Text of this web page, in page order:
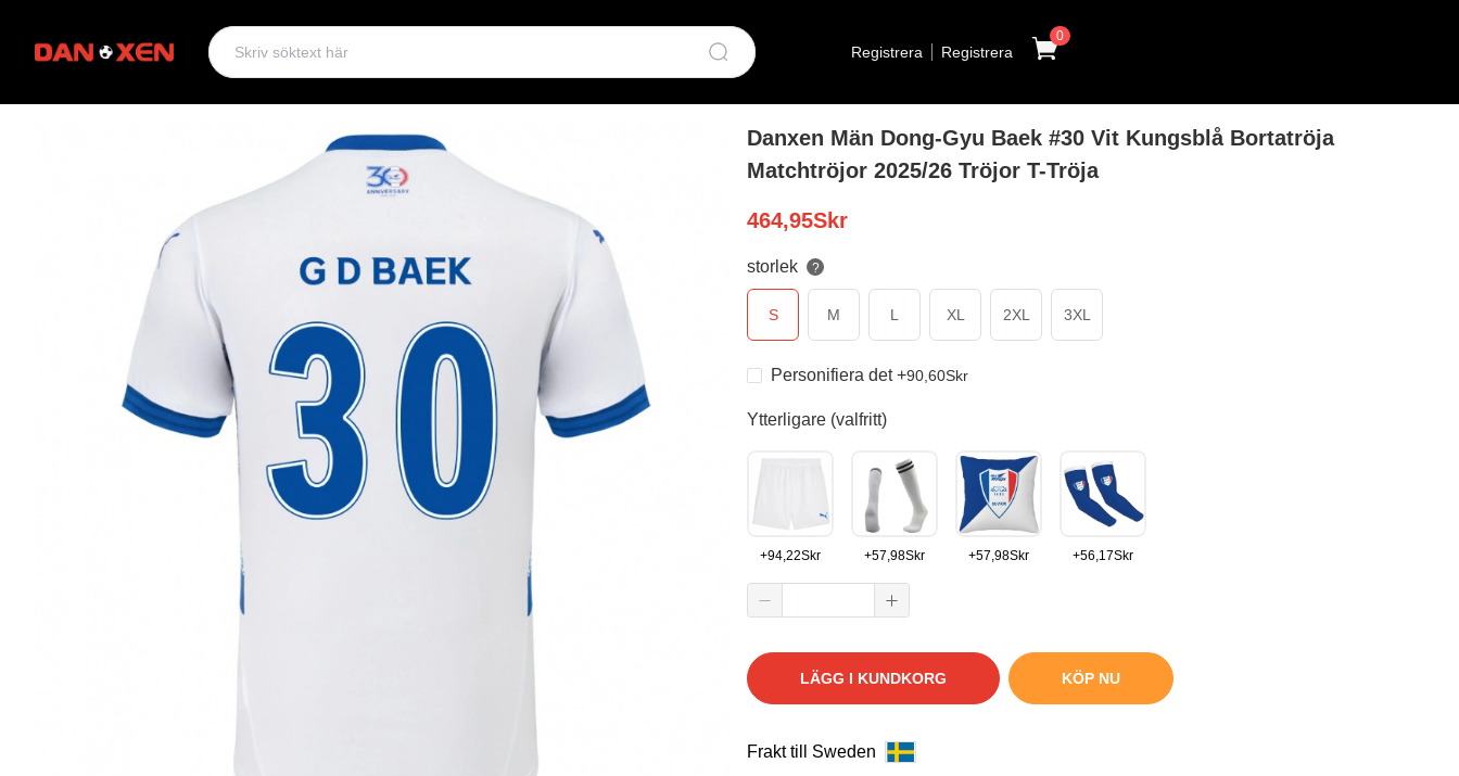
Registrera Registrera
0
Danxen Män Dong-Gyu Baek #30 Vit Kungsblå Bortatröja
Matchtröjor 2025/26 Tröjor T-Tröja
464,95Skr
storlek ?
S M L XL 2XL 3XL
Personifiera det+90,60Skr
Ytterligare (valfritt)
+94,22Skr +57,98Skr +57,98Skr +56,17Skr
LÄGG I KUNDKORG KÖP NU
Frakt till Sweden